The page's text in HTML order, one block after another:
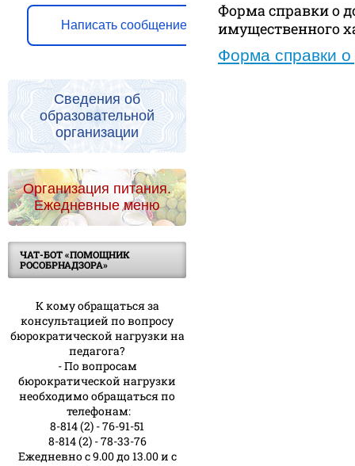
Написать сообщение
Сведения об
образовательной
организации
Организация питания.
Ежедневные меню
ЧАТ-БОТ «ПОМОЩНИК
РОСОБРНАДЗОРА»
К кому обращаться за
консультацией по вопросу
бюрократической нагрузки на
педагога?
- По вопросам
бюрократической нагрузки
необходимо обращаться по
телефонам:
8-814 (2) - 76-91-51
8-814 (2) - 78-33-76
Ежедневно с 9.00 до 13.00 и с
Форма справки о
имущественного
Форма справки